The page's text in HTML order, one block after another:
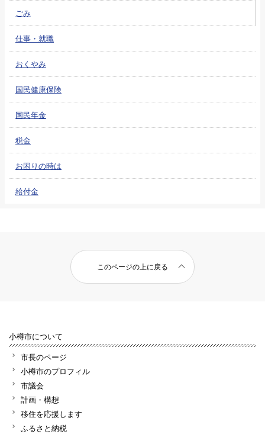
ごみ
仕事・就職
おくやみ
国民健康保険
国民年金
税金
お困りの時は
給付金
このページの上に戻る
小樽市について
市長のページ
小樽市のプロフィル
市議会
計画・構想
移住を応援します
ふるさと納税